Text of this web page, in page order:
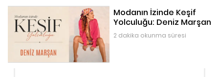
Modanın İzinde Keşif
Yolculuğu: Deniz Marşan
2 dakika okunma süresi